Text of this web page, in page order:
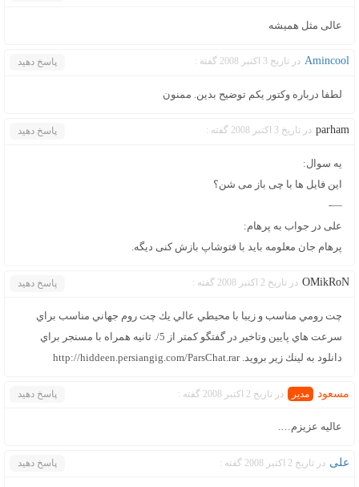
عالی مثل همیشه
Amincool در تاریخ 3 اکتبر 2008 گفته : پاسخ دهید
لطفا درباره وکتور یکم توضیح بدین. ممنون
parham در تاریخ 3 اکتبر 2008 گفته : پاسخ دهید
یه سوال:
این فایل ها با چی باز می شن؟
—-
علی در جواب به پرهام:
پرهام جان معلومه باید با فتوشاپ بازش کنی دیگه.
OMikRoN در تاریخ 2 اکتبر 2008 گفته : پاسخ دهید
چت رومي مناسب و زيبا با محيطي عالي يك چت روم جهاني مناسب براي
سرعت هاي پايين وتاخير در گفتگو كمتر از 5/. ثانيه همراه با مسنجر براي
دانلود به لينك زير برويد. http://hiddeen.persiangig.com/ParsChat.rar
مسعود در تاریخ 2 اکتبر 2008 گفته : پاسخ دهید
عالیه عزیزم….
علی در تاریخ 2 اکتبر 2008 گفته : پاسخ دهید